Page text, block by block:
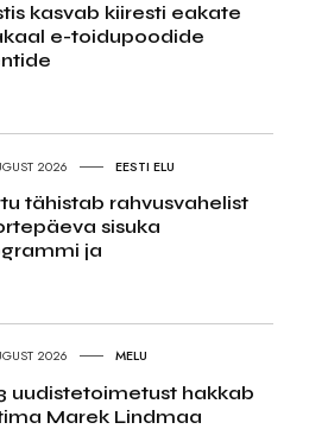
kasvab kiiresti eakate
e-toidupoodide
2026 EESTI ELU
tähistab rahvusvahelist
sisuka
ja
2026 MELU
uudistetoimetust hakkab
Marek Lindmaa